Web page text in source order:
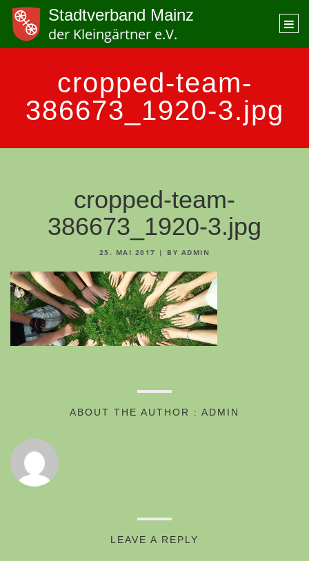
Stadtverband Mainz
der Kleingärtner e.V.
cropped-team-
386673_1920-3.jpg
cropped-team-
386673_1920-3.jpg
25. MAI 2017 | BY ADMIN
ABOUT THE AUTHOR : ADMIN
LEAVE A REPLY